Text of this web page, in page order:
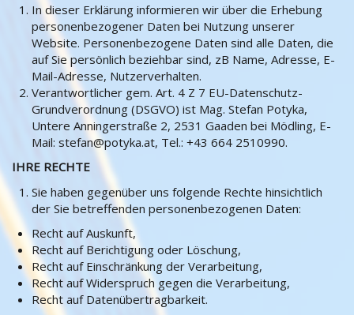
In dieser Erklärung informieren wir über die Erhebung
personenbezogener Daten bei Nutzung unserer
Website. Personenbezogene Daten sind alle Daten, die
auf Sie persönlich beziehbar sind, zB Name, Adresse, E-
Mail-Adresse, Nutzerverhalten.
Verantwortlicher gem. Art. 4 Z 7 EU-Datenschutz-
Grundverordnung (DSGVO) ist Mag. Stefan Potyka,
Untere Anningerstraße 2, 2531 Gaaden bei Mödling, E-
Mail: stefan@potyka.at, Tel.: +43 664 2510990.
IHRE RECHTE
Sie haben gegenüber uns folgende Rechte hinsichtlich
der Sie betreffenden personenbezogenen Daten:
Recht auf Auskunft,
Recht auf Berichtigung oder Löschung,
Recht auf Einschränkung der Verarbeitung,
Recht auf Widerspruch gegen die Verarbeitung,
Recht auf Datenübertragbarkeit.